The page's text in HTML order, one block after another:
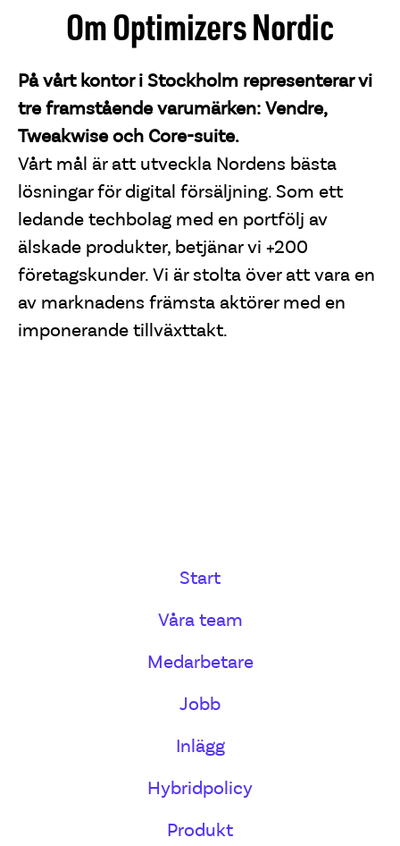
Om Optimizers Nordic
På vårt kontor i Stockholm representerar vi
tre framstående varumärken: Vendre,
Tweakwise och Core-suite.
Vårt mål är att utveckla Nordens bästa
lösningar för digital försäljning. Som ett
ledande techbolag med en portfölj av
älskade produkter, betjänar vi +200
företagskunder. Vi är stolta över att vara en
av marknadens främsta aktörer med en
imponerande tillväxttakt.
Start
Våra team
Medarbetare
Jobb
Inlägg
Hybridpolicy
Produkt